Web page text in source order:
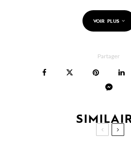
VOIR PLUS
Partager